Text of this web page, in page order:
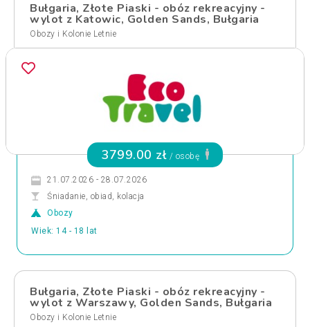
Bułgaria, Złote Piaski - obóz rekreacyjny -
wylot z Katowic, Golden Sands, Bułgaria
Obozy i Kolonie Letnie
3799.00 zł / osobę
21.07.2026 - 28.07.2026
Śniadanie, obiad, kolacja
Obozy
Wiek: 14 - 18 lat
Bułgaria, Złote Piaski - obóz rekreacyjny -
wylot z Warszawy, Golden Sands, Bułgaria
Obozy i Kolonie Letnie